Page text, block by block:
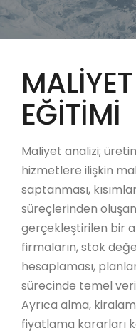
REFERANSLARIMIZ
GALERİ
İLETİŞİM
EĞİTİMİ
Maliyet analizi;
hizmetlere ilişkin
saptanması,
süreçlerinden
gerçekleştirilen bir
firmaların, stok
hesaplaması,
sürecinde temel
Ayrıca alma,
fiyatlama kararları